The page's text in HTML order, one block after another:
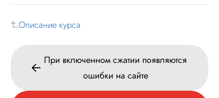
Описание курса
При включенном сжатии появляются
ошибки на сайте